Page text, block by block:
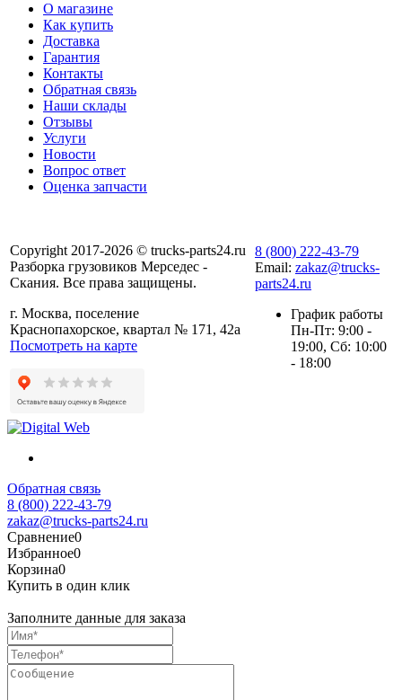
О магазине
Как купить
Доставка
Гарантия
Контакты
Обратная связь
Наши склады
Отзывы
Услуги
Новости
Вопрос ответ
Оценка запчасти
Copyright 2017-2026 © trucks-parts24.ru
Разборка грузовиков Мерседес -
Скания. Все права защищены.
г. Москва, поселение
Краснопахорское, квартал № 171, 42а
Посмотреть на карте
8 (800) 222-43-79
Email: zakaz@trucks-
parts24.ru
График работы
Пн-Пт: 9:00 -
19:00, Сб: 10:00
- 18:00
Обратная связь
8 (800) 222-43-79
zakaz@trucks-parts24.ru
Сравнение0
Избранное0
Корзина0
Купить в один клик
Заполните данные для заказа